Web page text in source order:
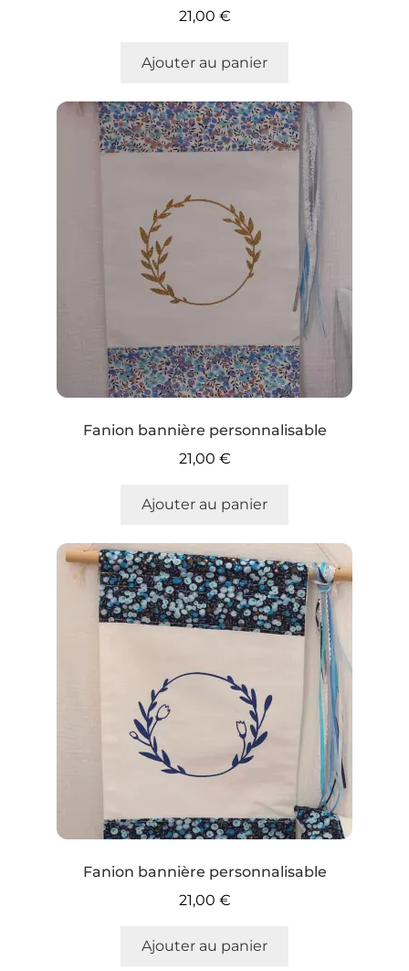
21,00 €
Ajouter au panier
Fanion bannière personnalisable
21,00 €
Ajouter au panier
Fanion bannière personnalisable
21,00 €
Ajouter au panier